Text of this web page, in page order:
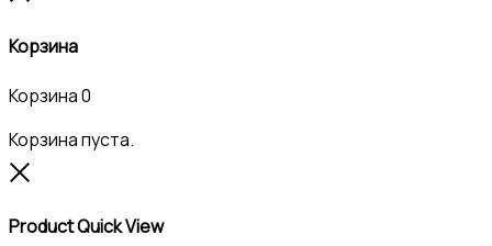
Корзина
Корзина0
Корзина пуста.
Product Quick View